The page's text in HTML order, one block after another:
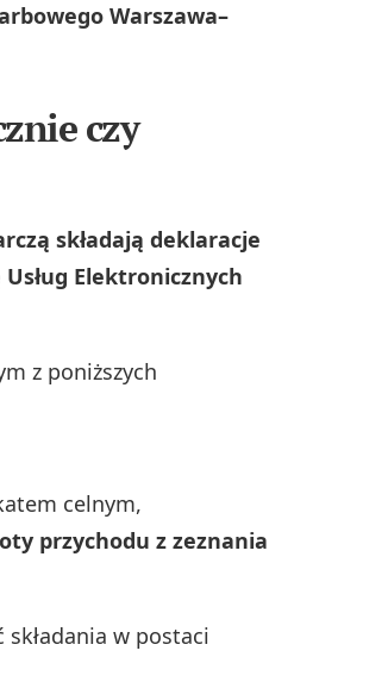
Warszawa–
czy
składają deklaracje
Elektronicznych
z poniższych
celnym,
przychodu z zeznania
składania w postaci